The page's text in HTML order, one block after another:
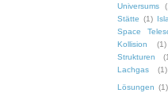
Universums
Stätte (1)
Space
Kollision
(1)
Strukturen
Lachgas
(1)
Lösungen (1)